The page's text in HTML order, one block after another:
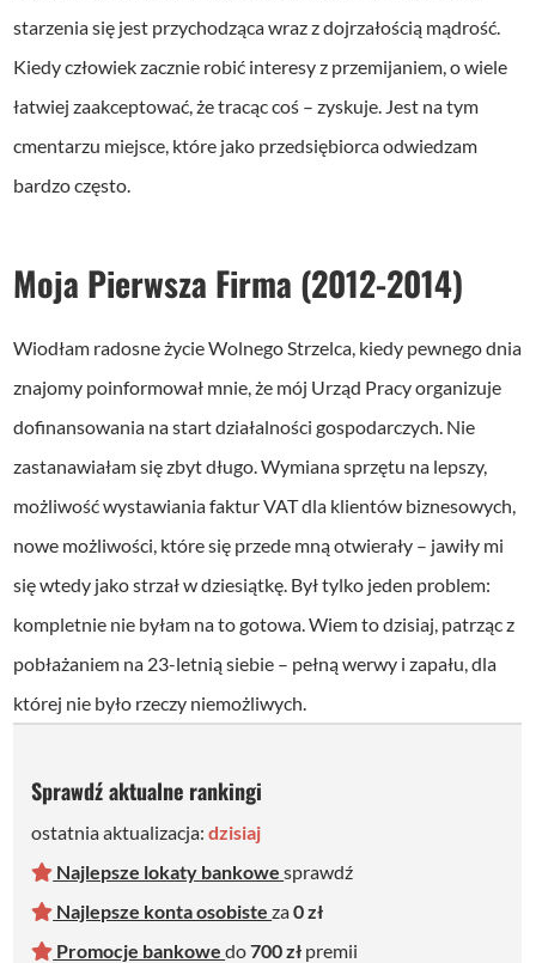
starzenia się jest przychodząca wraz z dojrzałością mądrość.
Kiedy człowiek zacznie robić interesy z przemijaniem, o wiele
łatwiej zaakceptować, że tracąc coś – zyskuje. Jest na tym
cmentarzu miejsce, które jako przedsiębiorca odwiedzam
bardzo często.
Moja Pierwsza Firma (2012-2014)
Wiodłam radosne życie Wolnego Strzelca, kiedy pewnego dnia
znajomy poinformował mnie, że mój Urząd Pracy organizuje
dofinansowania na start działalności gospodarczych. Nie
zastanawiałam się zbyt długo. Wymiana sprzętu na lepszy,
możliwość wystawiania faktur VAT dla klientów biznesowych,
nowe możliwości, które się przede mną otwierały – jawiły mi
się wtedy jako strzał w dziesiątkę. Był tylko jeden problem:
kompletnie nie byłam na to gotowa. Wiem to dzisiaj, patrząc z
pobłażaniem na 23-letnią siebie – pełną werwy i zapału, dla
której nie było rzeczy niemożliwych.
Sprawdź aktualne rankingi
ostatnia aktualizacja:dzisiaj
Najlepsze lokaty bankowesprawdź
Najlepsze konta osobisteza0 zł
Promocje bankowedo700 zł premii